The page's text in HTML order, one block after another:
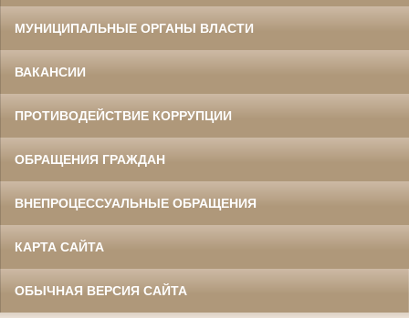
МУНИЦИПАЛЬНЫЕ ОРГАНЫ ВЛАСТИ
ВАКАНСИИ
ПРОТИВОДЕЙСТВИЕ КОРРУПЦИИ
ОБРАЩЕНИЯ ГРАЖДАН
ВНЕПРОЦЕССУАЛЬНЫЕ ОБРАЩЕНИЯ
КАРТА САЙТА
ОБЫЧНАЯ ВЕРСИЯ САЙТА